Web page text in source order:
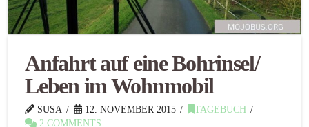
Anfahrt auf eine Bohrinsel/
Leben im Wohnmobil
SUSA 12. NOVEMBER 2015
TAGEBUCH
2 COMMENTS